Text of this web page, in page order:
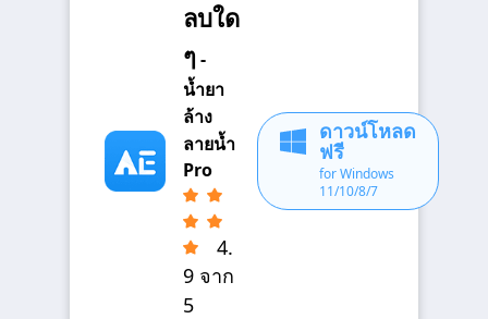
ลบใด
ๆ -
น้ำยา
ล้าง
ลายน้ำ
Pro
4.
9 จาก
5
ดาวน์โหลด
ฟรี
for Windows
11/10/8/7